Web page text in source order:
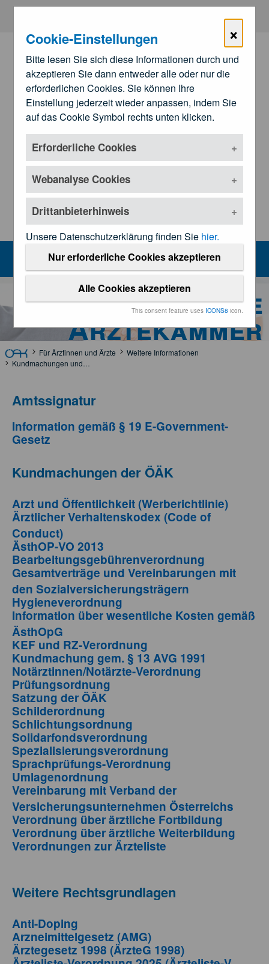
×
Cookie-Einstellungen
Bitte lesen Sie sich diese Informationen durch und
akzeptieren Sie dann entweder alle oder nur die
erforderlichen Cookies. Sie können Ihre
Einstellung jederzeit wieder anpassen, indem Sie
auf das Cookie Symbol rechts unten klicken.
Erforderliche Cookies
Webanalyse Cookies
Drittanbieterhinweis
Unsere Datenschutzerklärung finden Sie hier.
Nur erforderliche Cookies akzeptieren
Alle Cookies akzeptieren
This consent feature uses ICONS8 icon.
Zum Hauptinhalt springen
Zu den
Landesärztekammern
Kundmachungen und
MENU
Österreichische
Ärztekammer
Für Ärztinnen und Ärzte
Weitere Informationen
Kundmachungen und Rechtsgrundlagen
Amtssignatur
Information gemäß § 19 E-Government-
Gesetz
Kundmachungen der ÖÄK
Arzt und Öffentlichkeit (Werberichtlinie)
Ärztlicher Verhaltenskodex (Code of
Conduct)
ÄsthOP-VO 2013
Bearbeitungsgebührenverordnung
Gesamtverträge und Vereinbarungen mit
den Sozialversicherungsträgern
Hygieneverordnung
Information über wesentliche Kosten gemäß
ÄsthOpG
KEF und RZ-Verordnung
Kundmachung gem. § 13 AVG 1991
Notärztinnen/Notärzte-Verordnung
Prüfungsordnung
Satzung der ÖÄK
Schilderordnung
Schlichtungsordnung
Solidarfondsverordnung
Spezialisierungsverordnung
Sprachprüfungs-Verordnung
Umlagenordnung
Vereinbarung mit Verband der
Versicherungsunternehmen Österreichs
Verordnung über ärztliche Fortbildung
Verordnung über ärztliche Weiterbildung
Verordnungen zur Ärzteliste
Weitere Rechtsgrundlagen
Anti-Doping
Arzneimittelgesetz (AMG)
Ärztegesetz 1998 (ÄrzteG 1998)